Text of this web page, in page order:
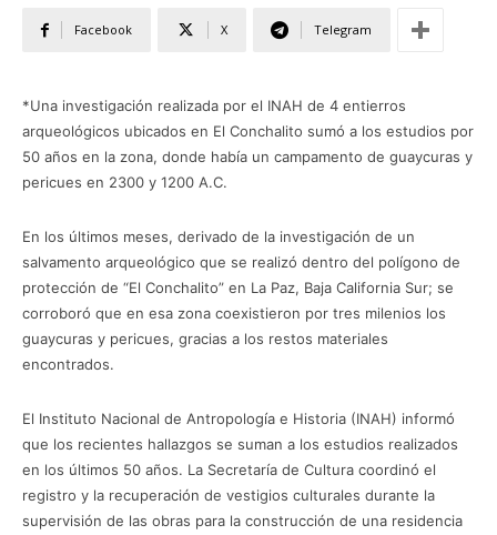
Facebook X Telegram
*Una investigación realizada por el INAH de 4 entierros
arqueológicos ubicados en El Conchalito sumó a los estudios por
50 años en la zona, donde había un campamento de guaycuras y
pericues en 2300 y 1200 A.C.
En los últimos meses, derivado de la investigación de un
salvamento arqueológico que se realizó dentro del polígono de
protección de “El Conchalito” en La Paz, Baja California Sur; se
corroboró que en esa zona coexistieron por tres milenios los
guaycuras y pericues, gracias a los restos materiales
encontrados.
El Instituto Nacional de Antropología e Historia (INAH) informó
que los recientes hallazgos se suman a los estudios realizados
en los últimos 50 años. La Secretaría de Cultura coordinó el
registro y la recuperación de vestigios culturales durante la
supervisión de las obras para la construcción de una residencia